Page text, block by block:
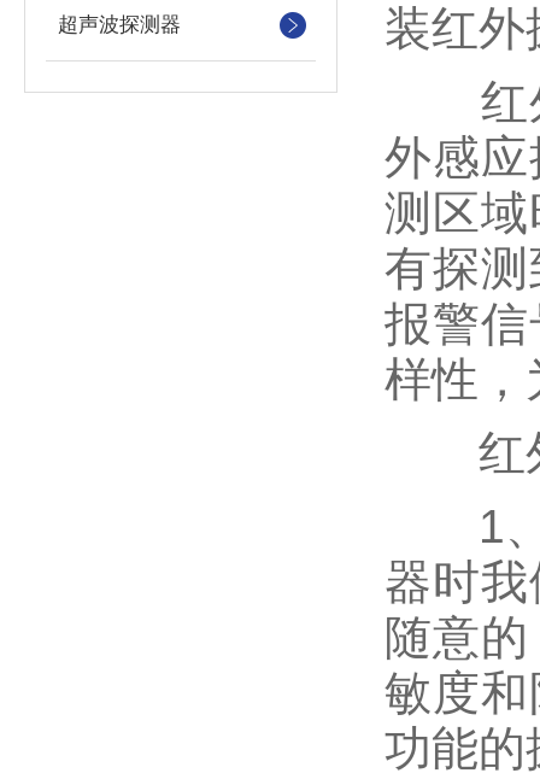
超声波探测器
装红外
红外
外感
测区
有探
报警
样性，
红外
1、
器时
随意
敏度
功能的